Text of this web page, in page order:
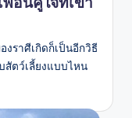
งราศีเกิดก็เป็นอีกวิธี
ตว์เลี้ยงแบบไหน